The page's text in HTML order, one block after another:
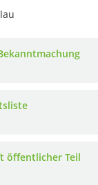
öffentlicher Teil